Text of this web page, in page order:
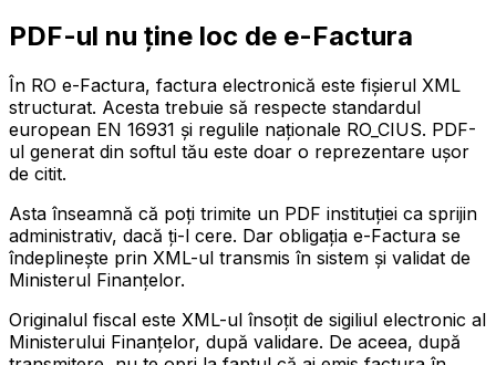
PDF-ul nu ține loc de e-Factura
În RO e-Factura, factura electronică este fișierul XML
structurat. Acesta trebuie să respecte standardul
european EN 16931 și regulile naționale RO_CIUS. PDF-
ul generat din softul tău este doar o reprezentare ușor
de citit.
Asta înseamnă că poți trimite un PDF instituției ca sprijin
administrativ, dacă ți-l cere. Dar obligația e-Factura se
îndeplinește prin XML-ul transmis în sistem și validat de
Ministerul Finanțelor.
Originalul fiscal este XML-ul însoțit de sigiliul electronic al
Ministerului Finanțelor, după validare. De aceea, după